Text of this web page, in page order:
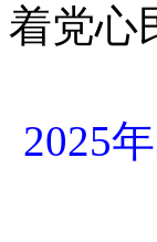
着党心
2025